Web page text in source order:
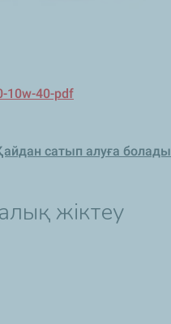
10w-40-pdf
сатып алуға болады
жіктеу